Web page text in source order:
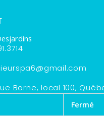
Borne, local 100,
Fermé